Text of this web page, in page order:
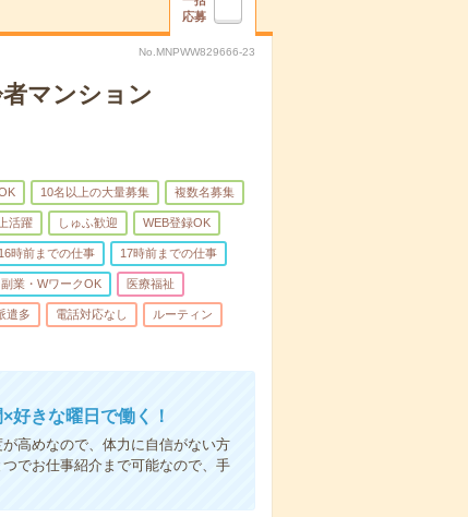
応募
No.MNPWW829666-23
マンション
10名以上の大量募集 複数名募集
活躍 しゅふ歓迎 WEB登録OK
16時前までの仕事 17時前までの仕事
副業・WワークOK 医療福祉
遣多 電話対応なし ルーティン
好きな曜日で働く！
高めなので、体力に自信がない方
でお仕事紹介まで可能なので、手